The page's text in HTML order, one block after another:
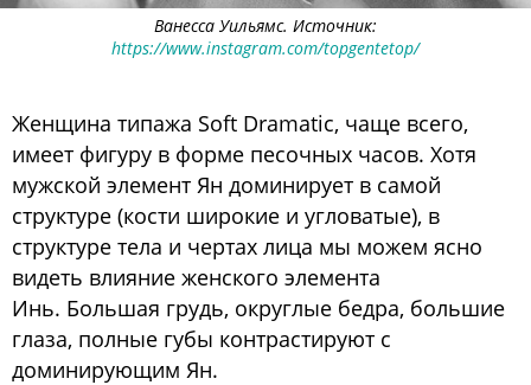
Ванесса Уильямс. Источник:
https://www.instagram.com/topgentetop/
Женщина типажа Soft Dramatic, чаще всего,
имеет фигуру в форме песочных часов. Хотя
мужской элемент Ян доминирует в самой
структуре (кости широкие и угловатые), в
структуре тела и чертах лица мы можем ясно
видеть влияние женского элемента
Инь. Большая грудь, округлые бедра, большие
глаза, полные губы контрастируют с
доминирующим Ян.